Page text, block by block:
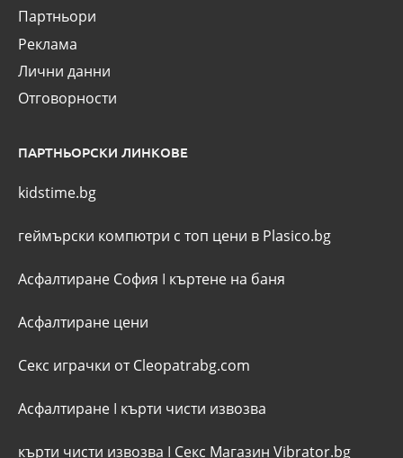
Партньори
Реклама
Лични данни
Отговорности
ПАРТНЬОРСКИ ЛИНКОВЕ
kidstime.bg
геймърски компютри с топ цени в Plasico.bg
Асфалтиране София I къртене на баня
Асфалтиране цени
Секс играчки от Cleopatrabg.com
Асфалтиране I кърти чисти извозва
кърти чисти извозва I Секс Магазин Vibrator.bg